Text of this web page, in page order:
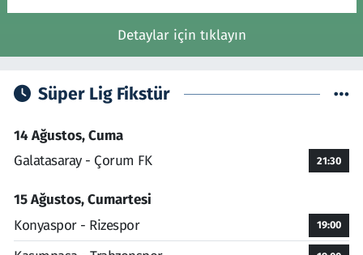
Detaylar için tıklayın
Süper Lig Fikstür
14 Ağustos, Cuma
Galatasaray - Çorum FK
21:30
15 Ağustos, Cumartesi
Konyaspor - Rizespor
19:00